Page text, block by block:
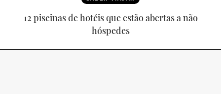
12 piscinas de hotéis que estão abertas a não
hóspedes